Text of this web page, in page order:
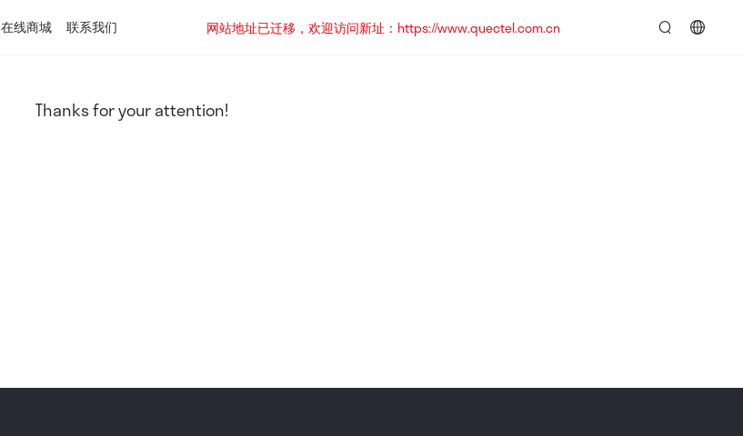
在线商城 联系我们
网站地址已迁移，欢迎访问新址：https://www.quectel.com.cn
Thanks for your attention!